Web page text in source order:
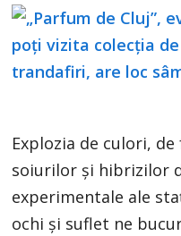
Explozia de culori,
soiurilor și hibrizilor
experimentale ale
ochi și suflet ne